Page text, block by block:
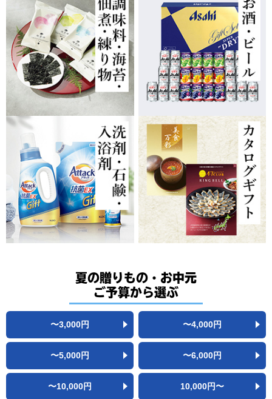
夏の贈りもの・お中元
ご予算から選ぶ
〜3,000円 〜4,000円
〜5,000円 〜6,000円
〜10,000円 10,000円〜